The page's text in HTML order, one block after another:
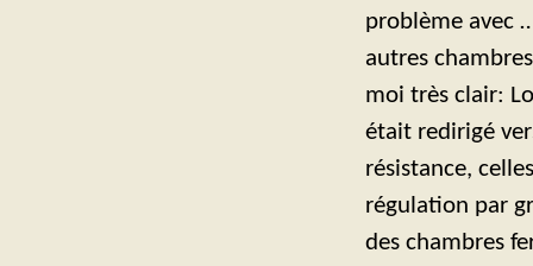
problème avec
autres
moi très clair:
était redirigé
résistance,
régulation par
des chambres